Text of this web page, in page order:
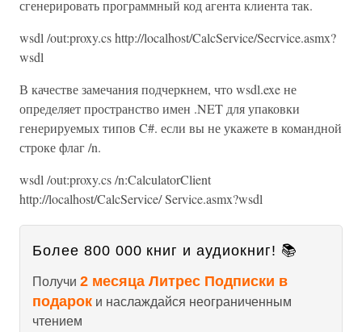
сгенерировать программный код агента клиента так.
wsdl /out:proxy.cs http://localhost/CalcService/Secrvice.asmx?
wsdl
В качестве замечания подчеркнем, что wsdl.exe не
определяет пространство имен .NET для упаковки
генерируемых типов C#. если вы не укажете в командной
строке флаг /n.
wsdl /out:proxy.cs /n:CalculatorClient
http://localhost/CalcService/ Service.asmx?wsdl
Более 800 000 книг и аудиокниг! 📚
Получи 2 месяца Литрес Подписки в
подарок и наслаждайся неограниченным
чтением